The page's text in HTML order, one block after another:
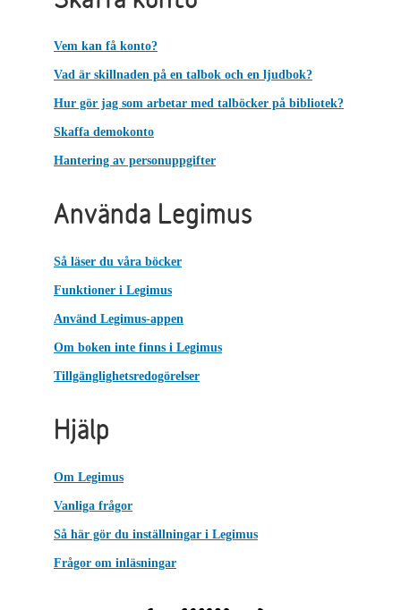
Vem kan få konto?
Vad är skillnaden på en talbok och en ljudbok?
Hur gör jag som arbetar med talböcker på bibliotek?
Skaffa demokonto
Hantering av personuppgifter
Använda Legimus
Så läser du våra böcker
Funktioner i Legimus
Använd Legimus-appen
Om boken inte finns i Legimus
Tillgänglighetsredogörelser
Hjälp
Om Legimus
Vanliga frågor
Så här gör du inställningar i Legimus
Frågor om inläsningar